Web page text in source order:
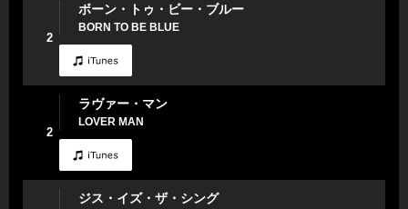
2
ボーン・トゥ・ビー・ブルー
BORN TO BE BLUE
2
ラヴァー・マン
LOVER MAN
ジス・イズ・ザ・シング